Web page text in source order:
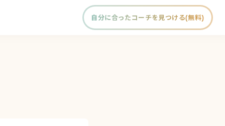
自分に合ったコーチを見つける(無料)